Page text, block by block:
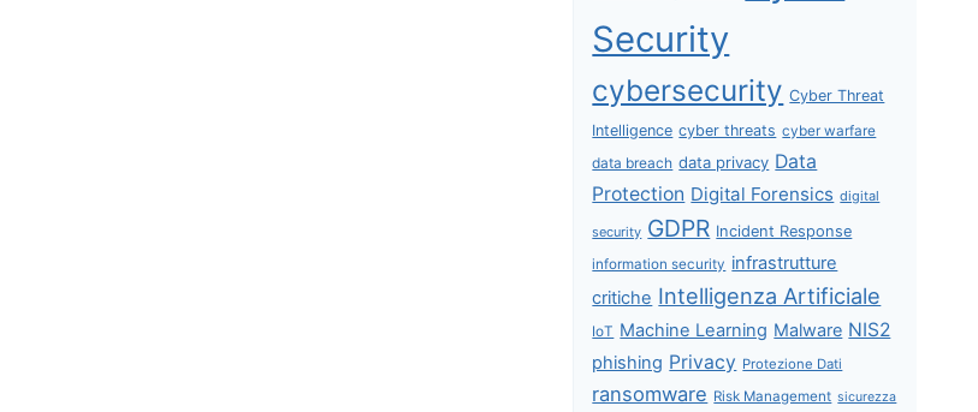
Security
cybersecurity Cyber Threat
Intelligence cyber threats cyber warfare
data breach data privacy Data
Protection Digital Forensics digital
security GDPR Incident Response
information security infrastrutture
critiche Intelligenza Artificiale
IoT Machine Learning Malware NIS2
phishing Privacy Protezione Dati
ransomware Risk Management sicurezza